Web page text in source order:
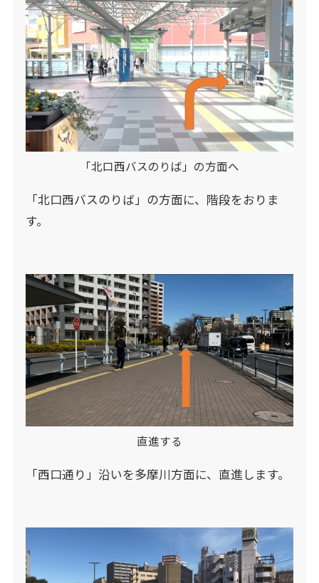
「北口西バスのりば」の方面へ
「北口西バスのりば」の方面に、階段をおりま
す。
直進する
「西口通り」沿いを多摩川方面に、直進します。